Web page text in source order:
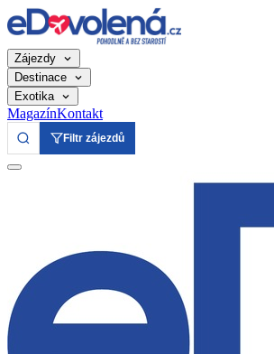
Zájezdy
Destinace
Exotika
MagazínKontakt
Filtr zájezdů